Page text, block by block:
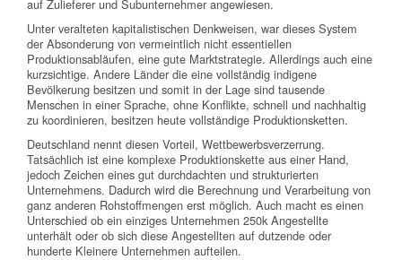
auf Zulieferer und Subunternehmer angewiesen.
Unter veralteten kapitalistischen Denkweisen, war dieses System
der Absonderung von vermeintlich nicht essentiellen
Produktionsabläufen, eine gute Marktstrategie. Allerdings auch eine
kurzsichtige. Andere Länder die eine vollständig indigene
Bevölkerung besitzen und somit in der Lage sind tausende
Menschen in einer Sprache, ohne Konflikte, schnell und nachhaltig
zu koordinieren, besitzen heute vollständige Produktionsketten.
Deutschland nennt diesen Vorteil, Wettbewerbsverzerrung.
Tatsächlich ist eine komplexe Produktionskette aus einer Hand,
jedoch Zeichen eines gut durchdachten und strukturierten
Unternehmens. Dadurch wird die Berechnung und Verarbeitung von
ganz anderen Rohstoffmengen erst möglich. Auch macht es einen
Unterschied ob ein einziges Unternehmen 250k Angestellte
unterhält oder ob sich diese Angestellten auf dutzende oder
hunderte Kleinere Unternehmen aufteilen.